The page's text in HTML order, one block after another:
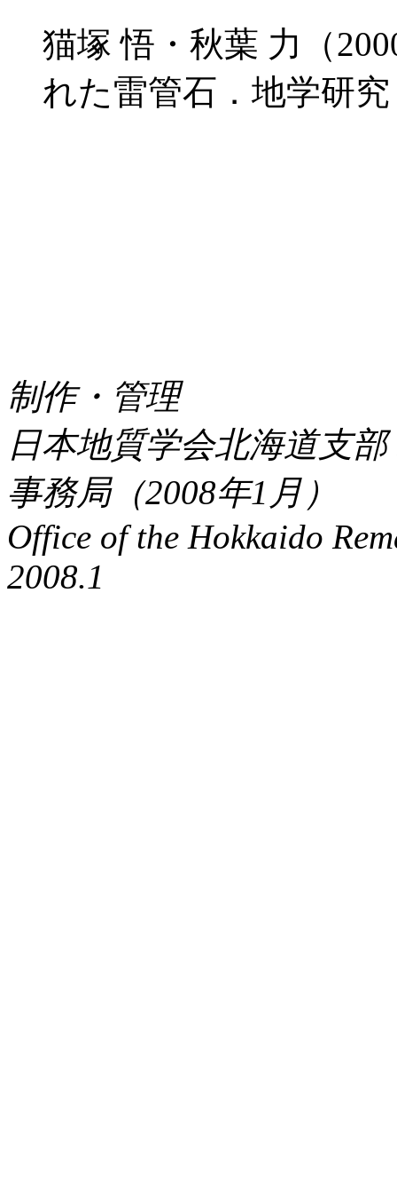
猫塚 悟・秋葉 力（
れた雷管石．地学研究
制作・管理
日本地質学会北海道支
事務局（2008年1月）
Office of the Hokkaido
2008.1